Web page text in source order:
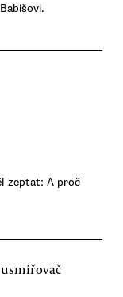
zeptat: A proč